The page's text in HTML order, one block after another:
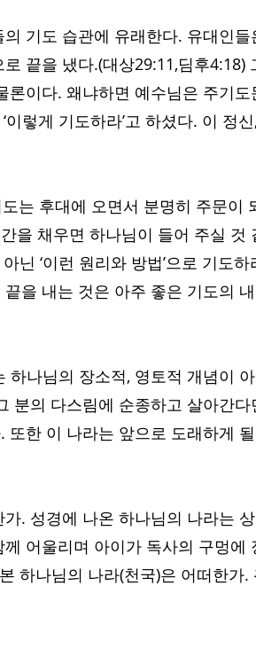
기도 습관에 유래한다. 유대인
끝을 냈다.(대상29:11,딤후4:18)
이다. 왜냐하면 예수님은 주기도
이렇게 기도하라’고 하셨다. 이 정
는 후대에 오면서 분명히 주문이
을 채우면 하나님이 들어 주실 것
닌 ‘이런 원리와 방법’으로 기도
을 내는 것은 아주 좋은 기도의
하나님의 장소적, 영토적 개념이
분의 다스림에 순종하고 살아간다
한 이 나라는 앞으로 도래하게
. 성경에 나온 하나님의 나라는
어울리며 아이가 독사의 구멍에
하나님의 나라(천국)은 어떠한가.